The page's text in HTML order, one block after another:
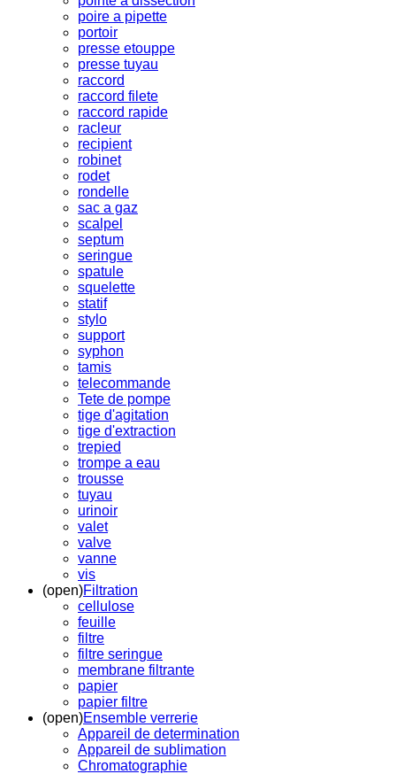
poire a pipette
portoir
presse etouppe
presse tuyau
raccord
raccord filete
raccord rapide
racleur
recipient
robinet
rodet
rondelle
sac a gaz
scalpel
septum
seringue
spatule
squelette
statif
stylo
support
syphon
tamis
telecommande
Tete de pompe
tige d'agitation
tige d'extraction
trepied
trompe a eau
trousse
tuyau
urinoir
valet
valve
vanne
vis
(open)Filtration
cellulose
feuille
filtre
filtre seringue
membrane filtrante
papier
papier filtre
(open)Ensemble verrerie
Appareil de determination
Appareil de sublimation
Chromatographie